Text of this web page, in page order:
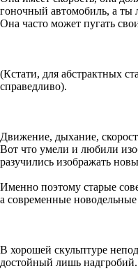
гоночный автомобиль, а ты
Она часто может пугать
(Кстати, для абстрактных
справедливо).
Движение, дыхание,
Вот что умели и любили
разучились изображать
Именно поэтому старые
а современные
В хорошей скульптуре
достойный лишь надгробий.